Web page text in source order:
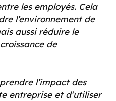
les employés. Cela
l’environnement de
aussi réduire le
de
l’impact des
entreprise et d’utiliser